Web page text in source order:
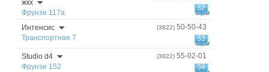
жкх
Фрунзе 117а
32
Интенсис
Транспортная 7
(3822) 50-50-43
33
Studio d4
Фрунзе 152
(3822) 55-02-01
34